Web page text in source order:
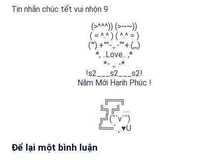
Tin nhắn chúc tết vui nhộn 9
(>^^^)) (>~~))
( = ^.^ ) ( ^.^ = )
(”’).+””-.,.-“”+.(,,,)
*, ..Love.. ,*
*- .,. -*
!s2___s2___s2!
Năm Mới Hạnh Phúc !
╔══╗
╚╗╔╝ ….
╔╝(¯`v´¯)
╚══`.¸.♥U
Để lại một bình luận